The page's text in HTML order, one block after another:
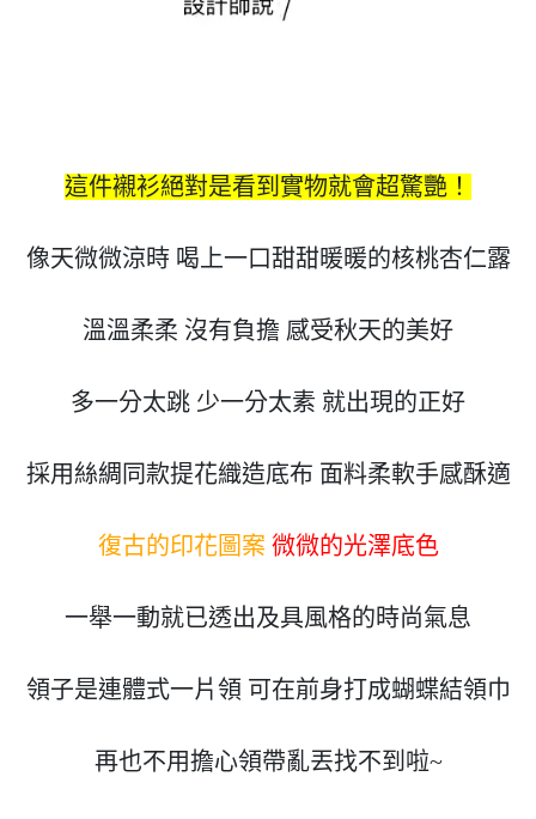
這件襯衫絕對是看到實物就會超驚艷！
像天微微涼時 喝上一口甜甜暖暖的核桃杏仁露
溫溫柔柔 沒有負擔 感受秋天的美好
多一分太跳 少一分太素 就出現的正好
採用絲綢同款提花織造底布 面料柔軟手感酥適
復古的印花圖案 微微的光澤底色
一舉一動就已透出及具風格的時尚氣息
領子是連體式一片領 可在前身打成蝴蝶結領巾
再也不用擔心領帶亂丟找不到啦~